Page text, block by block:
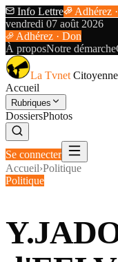
Info Lettre
Adhérez
vendredi 07 août 2026
Adhérez · Don
À proposNotre démarche
La Tvnet Citoyenne
Accueil
Rubriques
DossiersPhotos
Se connecter
Accueil›Politique
Politique